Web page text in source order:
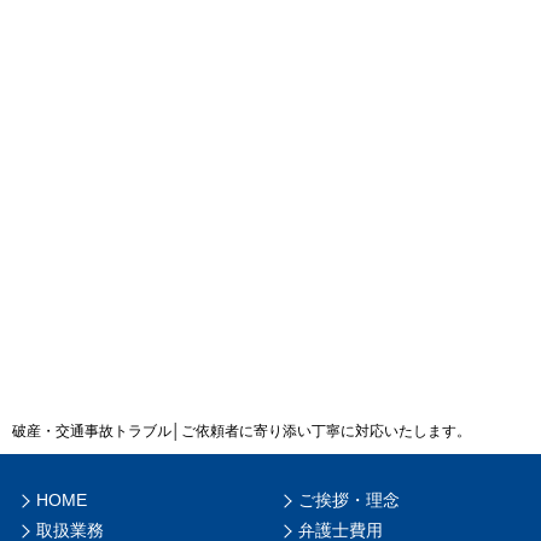
破産・交通事故トラブル│ご依頼者に寄り添い丁寧に対応いたします。
HOME
ご挨拶・理念
取扱業務
弁護士費用